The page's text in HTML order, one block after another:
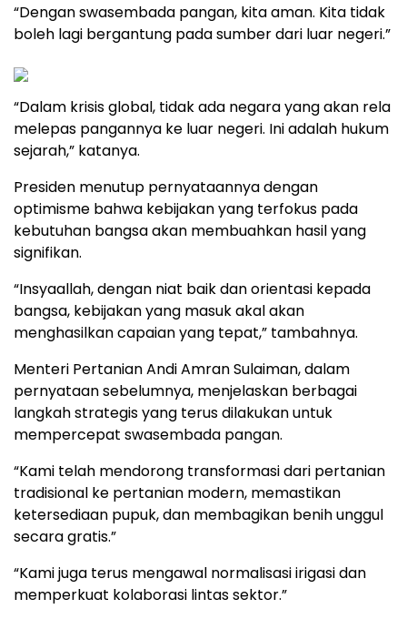
“Dengan swasembada pangan, kita aman. Kita tidak
boleh lagi bergantung pada sumber dari luar negeri.”
“Dalam krisis global, tidak ada negara yang akan rela
melepas pangannya ke luar negeri. Ini adalah hukum
sejarah,” katanya.
Presiden menutup pernyataannya dengan
optimisme bahwa kebijakan yang terfokus pada
kebutuhan bangsa akan membuahkan hasil yang
signifikan.
“Insyaallah, dengan niat baik dan orientasi kepada
bangsa, kebijakan yang masuk akal akan
menghasilkan capaian yang tepat,” tambahnya.
Menteri Pertanian Andi Amran Sulaiman, dalam
pernyataan sebelumnya, menjelaskan berbagai
langkah strategis yang terus dilakukan untuk
mempercepat swasembada pangan.
“Kami telah mendorong transformasi dari pertanian
tradisional ke pertanian modern, memastikan
ketersediaan pupuk, dan membagikan benih unggul
secara gratis.”
“Kami juga terus mengawal normalisasi irigasi dan
memperkuat kolaborasi lintas sektor.”